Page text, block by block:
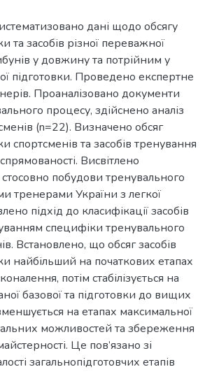
дані щодо обсягу
та засобів різної переважної
у довжину та потрійним у
підготовки. Проведено експертне
Проаналізовано документи
процесу, здійснено аналіз
(n=22). Визначено обсяг
спортсменів та засобів тренування
Висвітлено
стосовно побудови тренувального
тренерами України з легкої
підхід до класифікації засобів
специфіки тренувального
Встановлено, що обсяг засобів
найбільший на початкових етапах
потім стабілізується на
базової та підготовки до вищих
на етапах максимальної
можливостей та збереження
Це пов’язано зі
загальнопідготовчих етапів